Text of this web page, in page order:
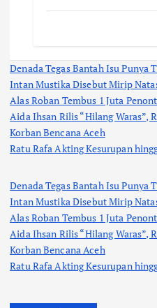
Denada Tegas Bantah Isu Punya
Intan Mustika Disebut Mirip
Alas Roban Tembus 1 Juta
Aida Ihsan Rilis “Hilang Waras”,
Korban Bencana Aceh
Ratu Rafa Akting Kesurupan
Denada Tegas Bantah Isu Punya
Intan Mustika Disebut Mirip
Alas Roban Tembus 1 Juta
Aida Ihsan Rilis “Hilang Waras”,
Korban Bencana Aceh
Ratu Rafa Akting Kesurupan